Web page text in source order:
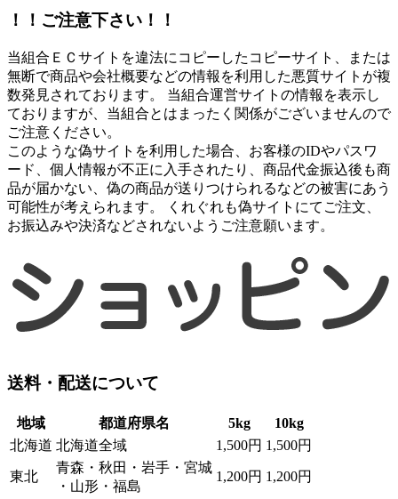
！！ご注意下さい！！
当組合ＥＣサイトを違法にコピーしたコピーサイト、または
無断で商品や会社概要などの情報を利用した悪質サイトが複
数発見されております。 当組合運営サイトの情報を表示し
ておりますが、当組合とはまったく関係がございませんので
ご注意ください。
このような偽サイトを利用した場合、お客様のIDやパスワ
ード、個人情報が不正に入手されたり、商品代金振込後も商
品が届かない、偽の商品が送りつけられるなどの被害にあう
可能性が考えられます。 くれぐれも偽サイトにてご注文、
お振込みや決済などされないようご注意願います。
送料・配送について
地域 都道府県名 5kg
10kg
北海道 北海道全域 1,500円 1,500円
東北
青森・秋田・岩手・宮城
・山形・福島
1,200円 1,200円